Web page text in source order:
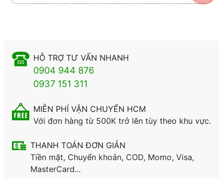
HỖ TRỢ TƯ VẤN NHANH
0904 944 876
0937 151 311
MIỄN PHÍ VẬN CHUYỂN HCM
Với đơn hàng từ 500K trở lên tùy theo khu vực.
THANH TOÁN ĐƠN GIẢN
Tiền mặt, Chuyển khoản, COD, Momo, Visa,
MasterCard...